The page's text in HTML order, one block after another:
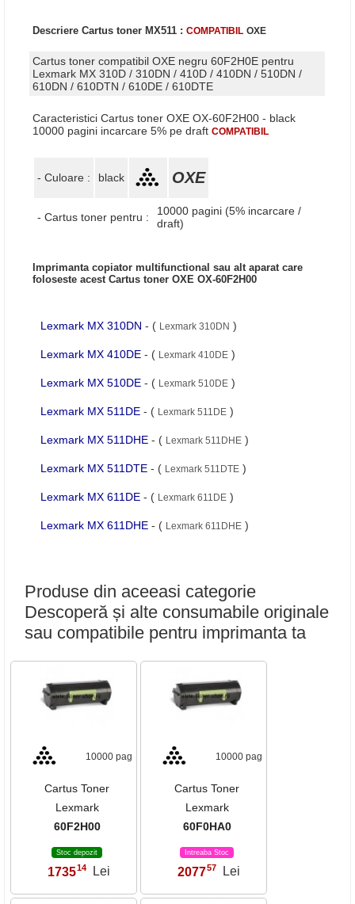
Descriere Cartus toner MX511 : COMPATIBIL OXE
Cartus toner compatibil OXE negru 60F2H0E pentru
Lexmark MX 310D / 310DN / 410D / 410DN / 510DN /
610DN / 610DTN / 610DE / 610DTE
Caracteristici Cartus toner OXE OX-60F2H00 - black
10000 pagini incarcare 5% pe draft COMPATIBIL
- Culoare : black OXE
- Cartus toner pentru :
10000 pagini (5% incarcare /
draft)
Imprimanta copiator multifunctional sau alt aparat care
foloseste acest Cartus toner OXE OX-60F2H00
Lexmark MX 310DN - ( Lexmark 310DN )
Lexmark MX 410DE - ( Lexmark 410DE)
Lexmark MX 510DE - ( Lexmark 510DE)
Lexmark MX 511DE - ( Lexmark 511DE)
Lexmark MX 511DHE - ( Lexmark 511DHE)
Lexmark MX 511DTE - ( Lexmark 511DTE)
Lexmark MX 611DE - ( Lexmark 611DE)
Lexmark MX 611DHE - ( Lexmark 611DHE)
Produse din aceeasi categorie
Descoperă și alte consumabile originale
sau compatibile pentru imprimanta ta
10000 pag
Cartus Toner
Lexmark
60F2H00
Stoc depozit
173514 Lei
10000 pag
Cartus Toner
Lexmark
60F0HA0
Intreaba Stoc
2077,57 Lei